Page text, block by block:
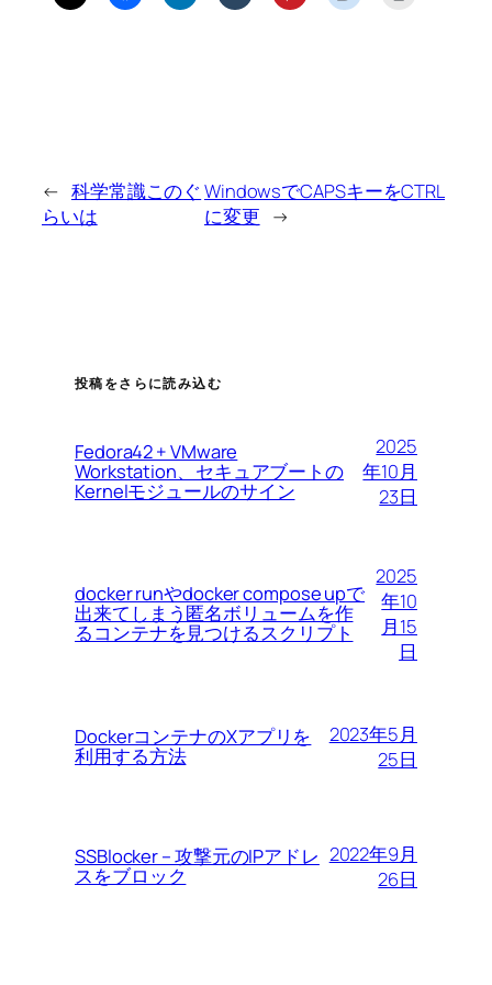
← 科学常識このぐ
らいは
WindowsでCAPSキーをCTRL
に変更 →
投稿をさらに読み込む
Fedora42 + VMware
Workstation、セキュアブートの
Kernelモジュールのサイン
2025
年10月
23日
docker runやdocker compose upで
出来てしまう匿名ボリュームを作
るコンテナを見つけるスクリプト
2025
年10
月15
日
DockerコンテナのXアプリを
利用する方法
2023年5月
25日
SSBlocker – 攻撃元のIPアドレ
スをブロック
2022年9月
26日